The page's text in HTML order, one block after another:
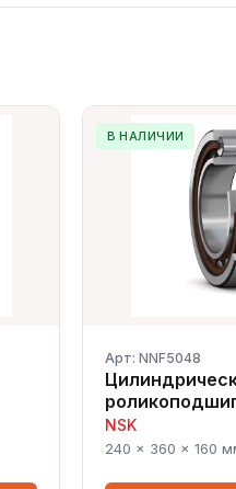
В НАЛИЧИИ
Арт: NNF5048
NSK
240 × 360 × 160
эксперт по